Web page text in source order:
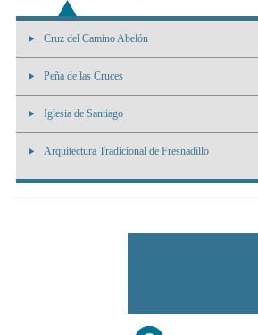
Cruz del Camino Abelón
Peña de las Cruces
Iglesia de Santiago
Arquitectura Tradicional de Fresnadillo